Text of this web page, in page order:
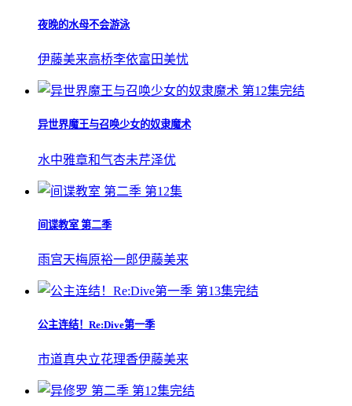
夜晚的水母不会游泳
伊藤美来高桥李依富田美忧
第12集完结
异世界魔王与召唤少女的奴隶魔术
水中雅章和气杏未芹泽优
第12集
间谍教室 第二季
雨宫天梅原裕一郎伊藤美来
第13集完结
公主连结！Re:Dive第一季
市道真央立花理香伊藤美来
第12集完结